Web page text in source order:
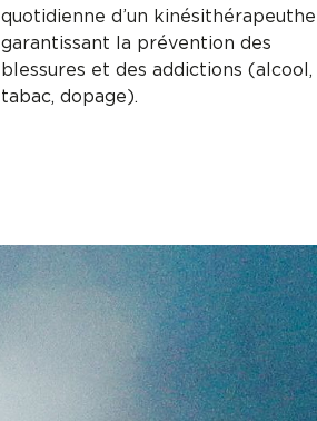
quotidienne d’un kinésithérapeuthe
garantissant la prévention des
blessures et des addictions (alcool,
tabac, dopage).